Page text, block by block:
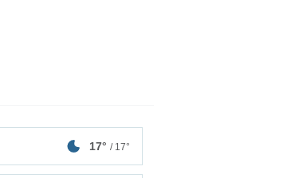
17° / 17°